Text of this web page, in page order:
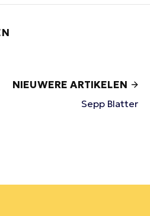
NIEUWERE ARTIKELEN
Sepp Blatter